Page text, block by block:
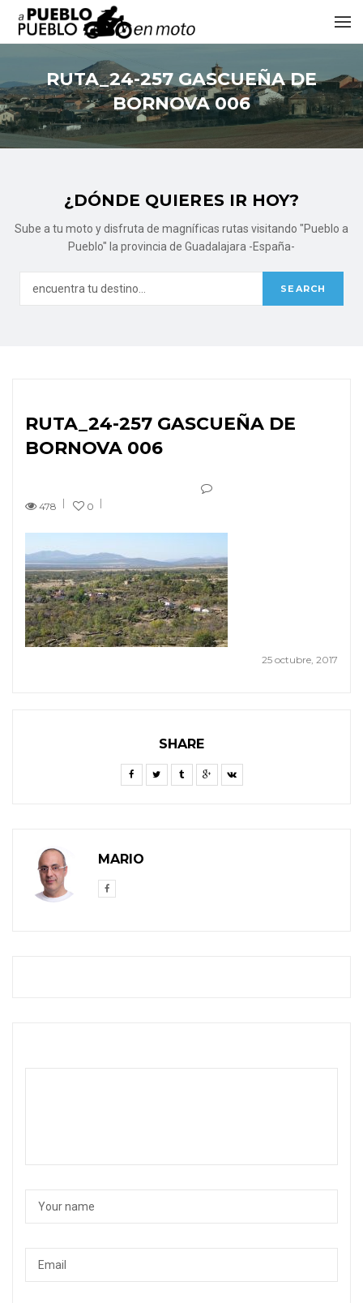
RUTA_24-257 GASCUEÑA DE
BORNOVA 006
¿DÓNDE QUIERES IR HOY?
Sube a tu moto y disfruta de magníficas rutas visitando "Pueblo a
Pueblo" la provincia de Guadalajara -España-
RUTA_24-257 GASCUEÑA DE
BORNOVA 006
478 0
25 octubre, 2017
SHARE
MARIO